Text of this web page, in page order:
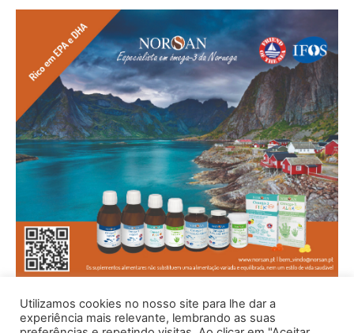
Utilizamos cookies no nosso site para lhe dar a
experiência mais relevante, lembrando as suas